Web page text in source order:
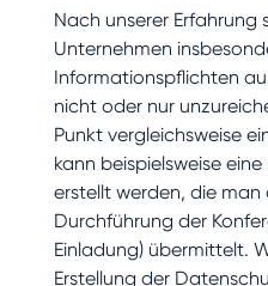
Nach unserer Erfahrung
Unternehmen
Informationspflichten
nicht oder nur
Punkt vergleichsweise
kann beispielsweise
erstellt werden, die man
Durchführung der
Einladung) übermittelt.
Erstellung der